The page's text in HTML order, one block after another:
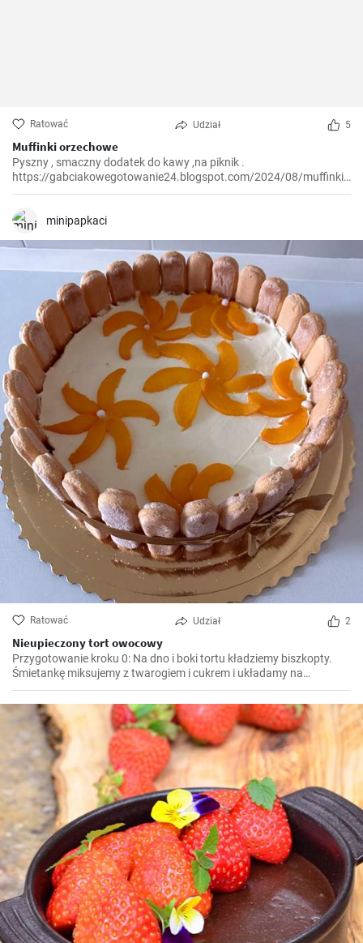
Ratować Udział 5
Muffinki orzechowe
Pyszny , smaczny dodatek do kawy ,na piknik .
https://gabciakowegotowanie24.blogspot.com/2024/08/muffinki-
orzechowe.html
minipapkaci
Ratować Udział 2
Nieupieczony tort owocowy
Przygotowanie kroku 0: Na dno i boki tortu kładziemy biszkopty.
Śmietankę miksujemy z twarogiem i cukrem i układamy na
biszkoptach, gdzie pomiędzy nimi dodajemy owoce. Wkładamy do
lodówki na co najmniej 5 godzin, aby stężał.